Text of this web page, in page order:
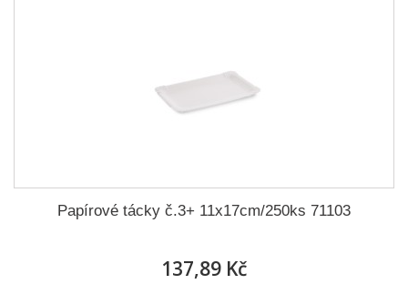
Papírové tácky č.3+ 11x17cm/250ks 71103
137,89 Kč